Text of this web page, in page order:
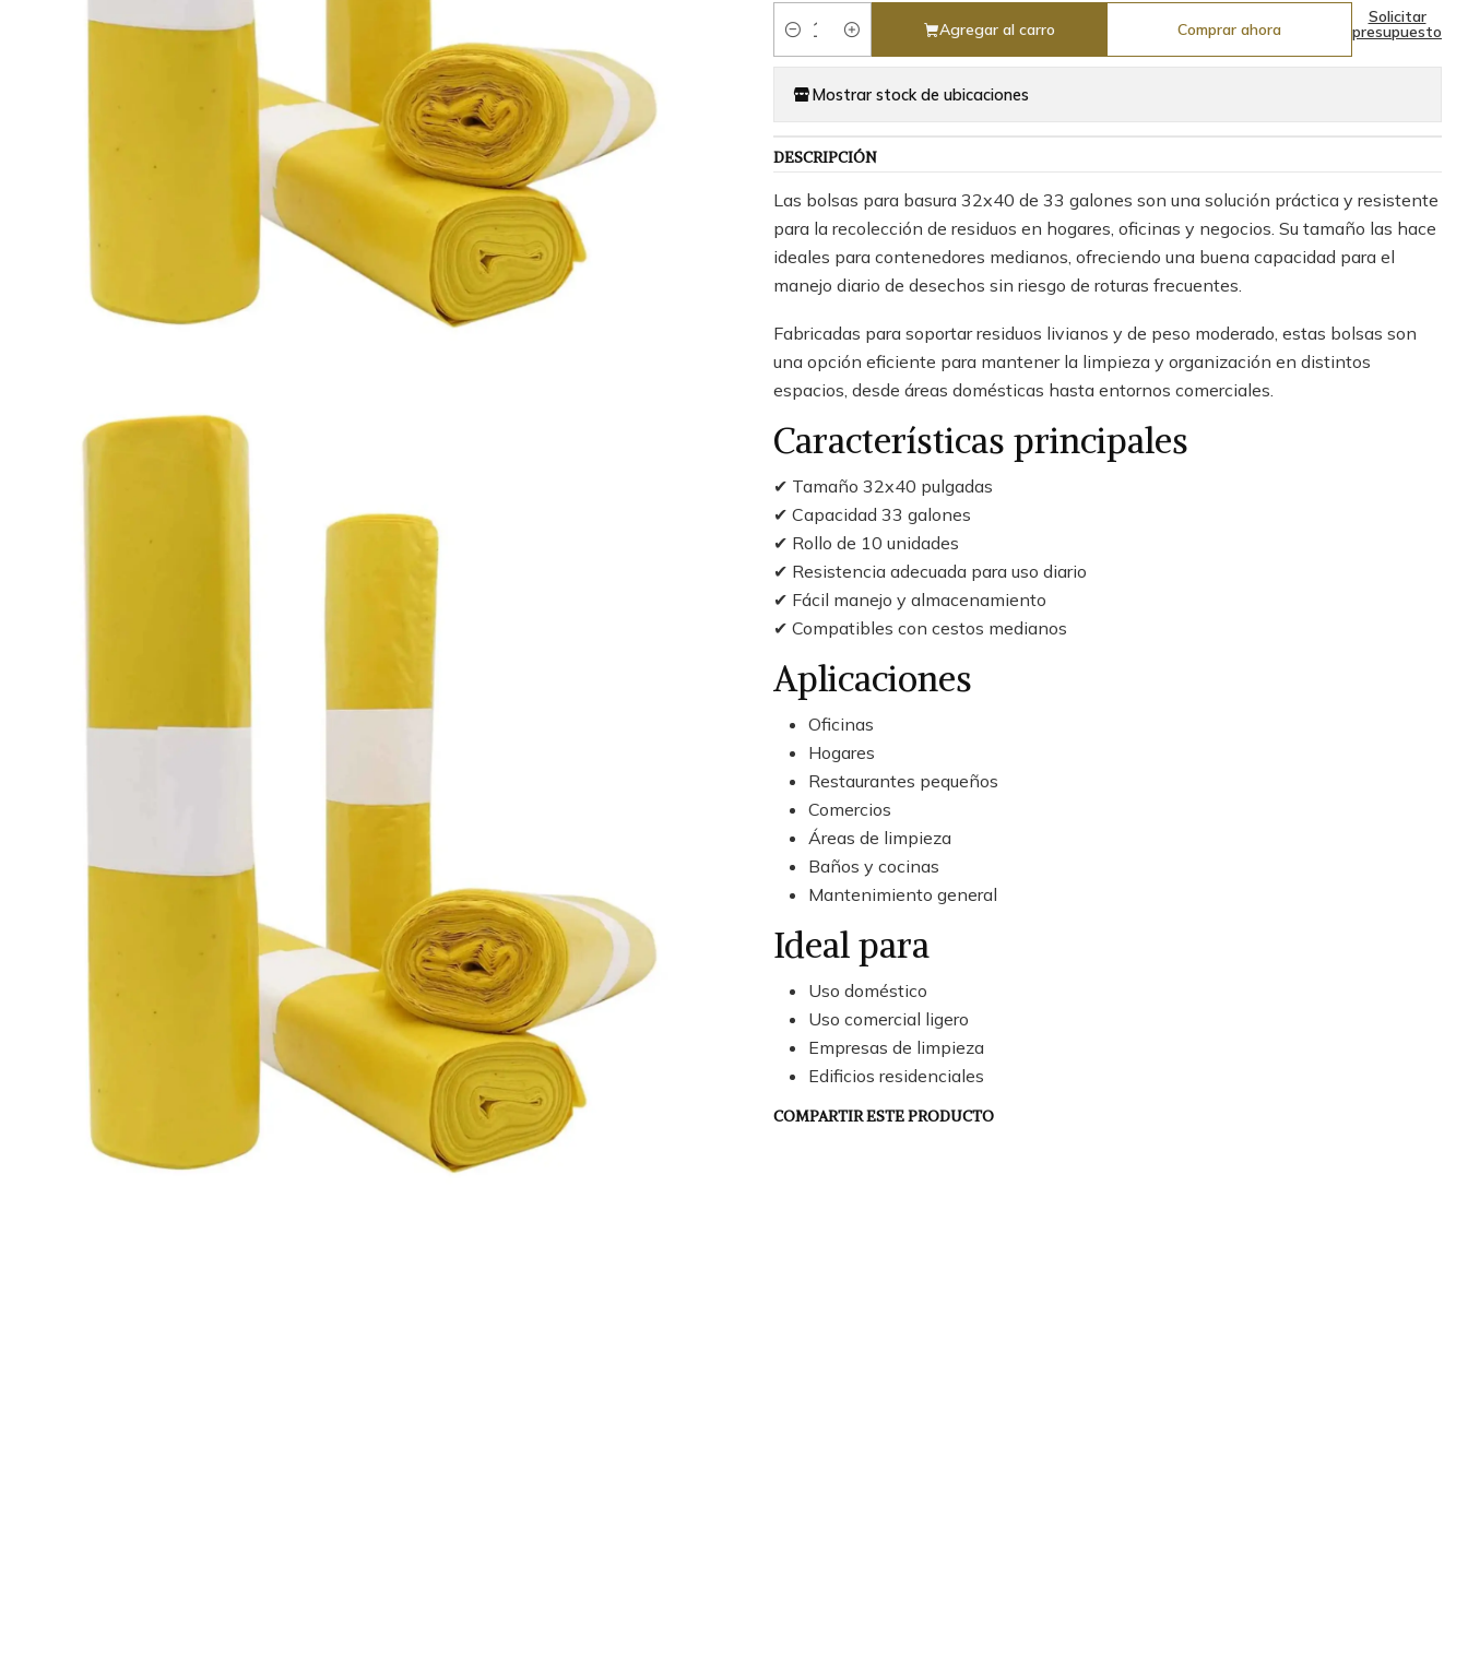
Cantidad
Agregar al carro Comprar ahora
Solicitar
presupuesto
Mostrar stock de ubicaciones
DESCRIPCIÓN
Las bolsas para basura 32x40 de 33 galones son una solución práctica y resistente
para la recolección de residuos en hogares, oficinas y negocios. Su tamaño las hace
ideales para contenedores medianos, ofreciendo una buena capacidad para el
manejo diario de desechos sin riesgo de roturas frecuentes.
Fabricadas para soportar residuos livianos y de peso moderado, estas bolsas son
una opción eficiente para mantener la limpieza y organización en distintos
espacios, desde áreas domésticas hasta entornos comerciales.
Características principales
✔ Tamaño 32x40 pulgadas
✔ Capacidad 33 galones
✔ Rollo de 10 unidades
✔ Resistencia adecuada para uso diario
✔ Fácil manejo y almacenamiento
✔ Compatibles con cestos medianos
Aplicaciones
Oficinas
Hogares
Restaurantes pequeños
Comercios
Áreas de limpieza
Baños y cocinas
Mantenimiento general
Ideal para
Uso doméstico
Uso comercial ligero
Empresas de limpieza
Edificios residenciales
COMPARTIR ESTE PRODUCTO